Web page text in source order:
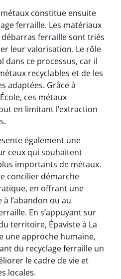
constitue ensuite
ferraille. Les matériaux
débarras ferraille sont triés
leur valorisation. Le rôle
dans ce processus, car il
recyclables et de les
adaptées. Grâce à
ces métaux
en limitant l’extraction
également une
ceux qui souhaitent
importants de métaux.
concilier démarche
en offrant une
l’abandon ou au
En s’appuyant sur
territoire, Épaviste à La
une approche humaine,
du recyclage ferraille un
le cadre de vie et
locales.